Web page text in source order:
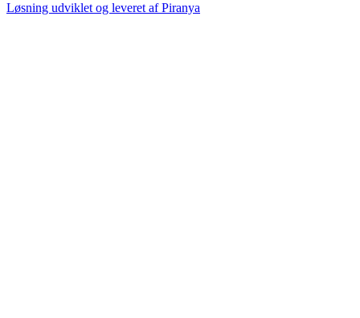
Løsning udviklet og leveret afPiranya